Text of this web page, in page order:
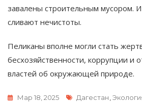
завалены строительным мусором.
сливают нечистоты.
Пеликаны вполне могли стать
бесхозяйственности, коррупции и
властей об окружающей природе.
Мар 18, 2025 Метки
Дагестан